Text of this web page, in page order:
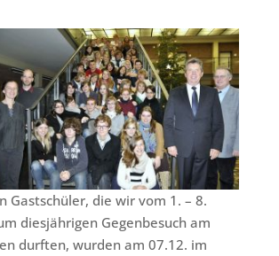
Gastschüler, die wir vom 1. – 8.
diesjährigen Gegenbesuch am
durften, wurden am 07.12. im